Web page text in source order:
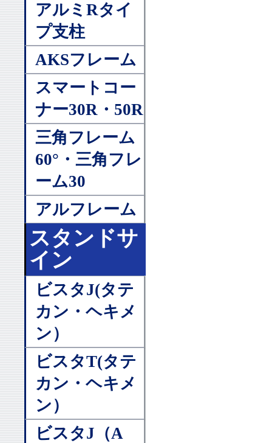
アルミRタイ
プ支柱
AKSフレーム
スマートコー
ナー30R・50R
三角フレーム
60°・三角フレ
ーム30
アルフレーム
スタンドサ
イン
ビスタJ(タテ
カン・ヘキメ
ン）
ビスタT(タテ
カン・ヘキメ
ン）
ビスタJ（A